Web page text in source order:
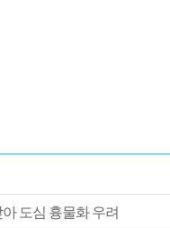
도심 흉물화 우려